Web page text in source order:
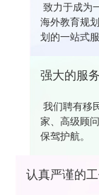
致力于成为
海外教育规
划的一站式服
强大的服
我们聘有移
家、高级顾
保驾护航。
认真严谨的